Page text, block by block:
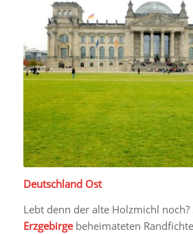
Deutschland Ost
Lebt denn der alte Holzmichl
Erzgebirgebeheimateten